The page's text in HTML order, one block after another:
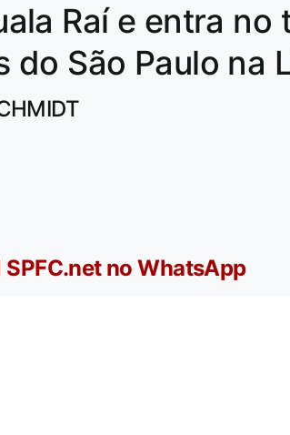
Raí e entra no
do São Paulo na
SPFC.net no WhatsApp